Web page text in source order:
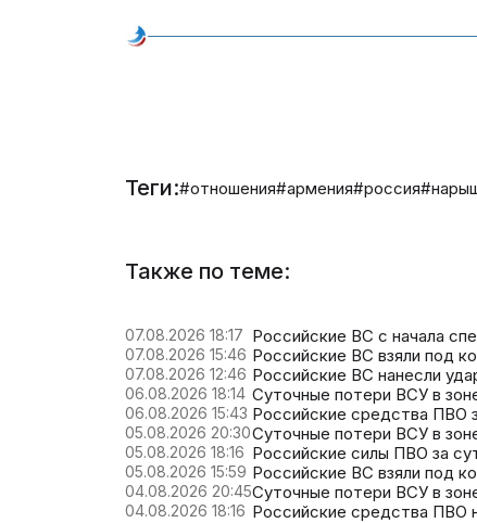
Теги:#отношения#армения#россия
Также по теме:
07.08.2026 18:17 Российские ВС с начала
07.08.2026 15:46 Российские ВС взяли под
07.08.2026 12:46 Российские ВС нанесли
06.08.2026 18:14 Суточные потери ВСУ в
06.08.2026 15:43 Российские средства ПВО
05.08.2026 20:30Суточные потери ВСУ в
05.08.2026 18:16 Российские силы ПВО за
05.08.2026 15:59 Российские ВС взяли под
04.08.2026 20:45Суточные потери ВСУ в
04.08.2026 18:16 Российские средства ПВО